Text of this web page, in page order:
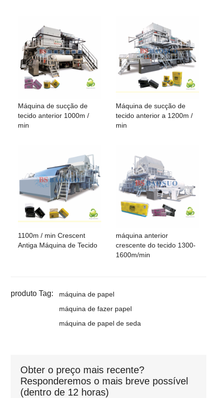
Máquina de sucção de
tecido anterior 1000m /
min
Máquina de sucção de
tecido anterior a 1200m /
min
1100m / min Crescent
Antiga Máquina de Tecido
máquina anterior
crescente do tecido 1300-
1600m/min
produto Tag:
máquina de papel
máquina de fazer papel
máquina de papel de seda
Obter o preço mais recente?
Responderemos o mais breve possível
(dentro de 12 horas)